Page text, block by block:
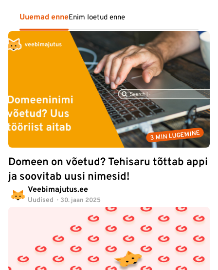
Uuemad enneEnim loetud enne
3 MIN LUGEMINE
Domeen on võetud? Tehisaru tõttab appi
ja soovitab uusi nimesid!
Veebimajutus.ee
Uudised 30. jaan 2025